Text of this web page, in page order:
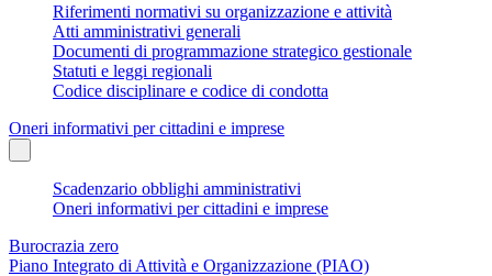
Riferimenti normativi su organizzazione e attività
Atti amministrativi generali
Documenti di programmazione strategico gestionale
Statuti e leggi regionali
Codice disciplinare e codice di condotta
Oneri informativi per cittadini e imprese
Scadenzario obblighi amministrativi
Oneri informativi per cittadini e imprese
Burocrazia zero
Piano Integrato di Attività e Organizzazione (PIAO)